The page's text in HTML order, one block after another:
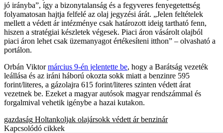
jó irányba”, így a bizonytalanság és a fegyveres fenyegetettség
folyamatosan hajtja felfelé az olaj jegyzési árát. „Jelen feltételek
mellett a védett ár intézménye csak határozott ideig tartható fenn,
hiszen a stratégiai készletek végesek. Piaci áron vásárolt olajból
piaci áron lehet csak üzemanyagot értékesíteni itthon” – olvasható a
portálon.
Orbán Viktormárcius 9-én jelentette be, hogy a Barátság vezeték
leállása és az iráni háború okozta sokk miatt a benzinre 595
forint/literes, a gázolajra 615 forint/literes szinten védett árat
vezetnek be. Ezeket a magyar autósok magyar rendszámmal és
forgalmival vehetik igénybe a hazai kutakon.
gazdaság Holtankoljak olajársokk védett ár benzinár
Kapcsolódó cikkek